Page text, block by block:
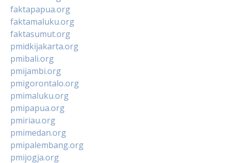
faktapapua.org
faktamaluku.org
faktasumut.org
pmidkijakarta.org
pmibali.org
pmijambi.org
pmigorontalo.org
pmimaluku.org
pmipapua.org
pmiriau.org
pmimedan.org
pmipalembang.org
pmijogja.org